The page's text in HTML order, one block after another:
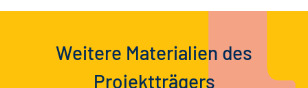
Weitere Materialien des
Projektträgers